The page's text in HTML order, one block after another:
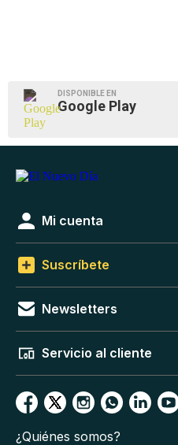
DISPONIBLE EN
Google Play
Mi cuenta
Suscríbete
Newsletters
Servicio al cliente
¿Quiénes somos?